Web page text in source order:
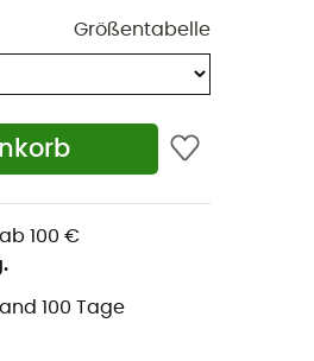
Größentabelle
100 €
100 Tage